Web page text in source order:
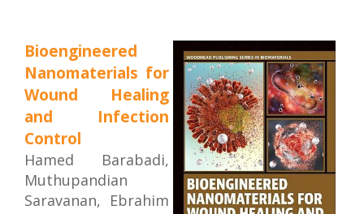
Bioengineered
Nanomaterials for
Wound Healing
and Infection
Control
Hamed Barabadi,
Muthupandian
Saravanan, Ebrahim